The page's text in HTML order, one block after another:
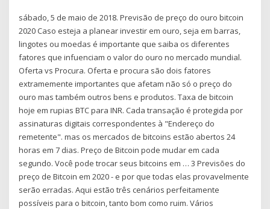
sábado, 5 de maio de 2018. Previsão de preço do ouro bitcoin
2020 Caso esteja a planear investir em ouro, seja em barras,
lingotes ou moedas é importante que saiba os diferentes
fatores que infuenciam o valor do ouro no mercado mundial.
Oferta vs Procura. Oferta e procura são dois fatores
extramemente importantes que afetam não só o preço do
ouro mas também outros bens e produtos. Taxa de bitcoin
hoje em rupias BTC para INR. Cada transação é protegida por
assinaturas digitais correspondentes à "Endereço do
remetente". mas os mercados de bitcoins estão abertos 24
horas em 7 dias. Preço de Bitcoin pode mudar em cada
segundo. Você pode trocar seus bitcoins em … 3 Previsões do
preço de Bitcoin em 2020 - e por que todas elas provavelmente
serão erradas. Aqui estão três cenários perfeitamente
possíveis para o bitcoin, tanto bom como ruim. Vários